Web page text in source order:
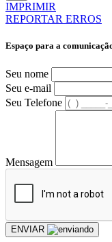
IMPRIMIR
REPORTAR ERROS
Espaço para a
Seu nome
Seu e-mail
Seu Telefone
Mensagem
ENVIAR